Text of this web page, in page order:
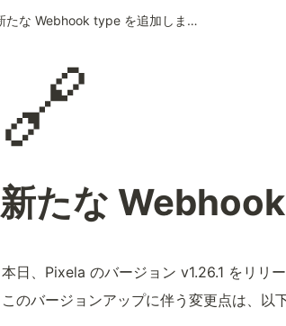
新たな Webhook type を追加しました！
🔗
新たな
本日、Pixela のバージョン v1.26.1 をリリー
このバージョンアップに伴う変更点は、以